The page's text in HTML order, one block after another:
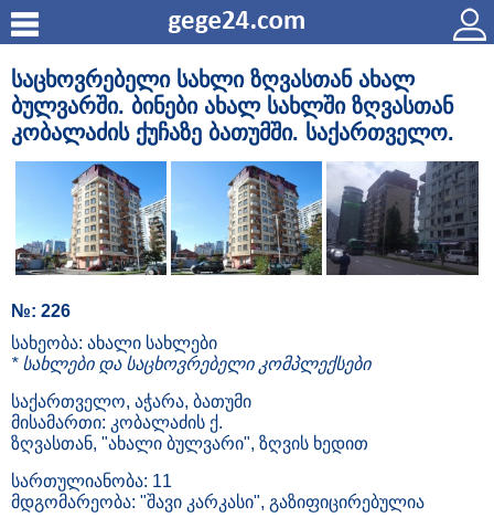
საცხოვრებელი სახლი ზღვასთან ახალ
ბულვარში. ბინები ახალ სახლში ზღვასთან
კობალაძის ქუჩაზე ბათუმში. საქართველო.
№: 226
სახეობა: ახალი სახლები
* სახლები და საცხოვრებელი კომპლექსები
საქართველო, აჭარა, ბათუმი
მისამართი: კობალაძის ქ.
ზღვასთან, "ახალი ბულვარი", ზღვის ხედით
სართულიანობა: 11
მდგომარეობა: "შავი კარკასი", გაზიფიცირებულია